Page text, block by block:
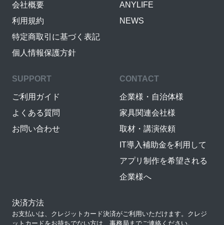
会社概要
利用規約
特定商取引に基づく表記
個人情報保護方針
ANYLIFE
NEWS
SUPPORT
ご利用ガイド
よくある質問
お問い合わせ
CONTACT
企業様・自治体様
家具関連会社様
取材・講演依頼
IT導入補助金を利用して
アプリ制作を希望される
企業様へ
決済方法
お支払いは、クレジットカード決済がご利用いただけます。クレジ
ットカードをお持ちでない方は、事務局までご連絡ください。